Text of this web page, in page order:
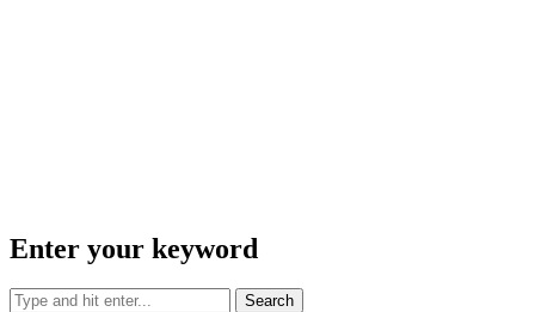
Enter your keyword
Search